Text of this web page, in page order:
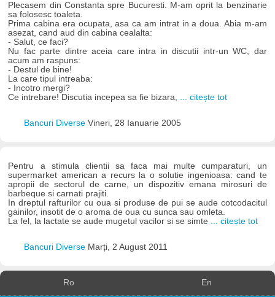
Plecasem din Constanta spre Bucuresti. M-am oprit la benzinarie
sa folosesc toaleta.
Prima cabina era ocupata, asa ca am intrat in a doua. Abia m-am
asezat, cand aud din cabina cealalta:
- Salut, ce faci?
Nu fac parte dintre aceia care intra in discutii intr-un WC, dar
acum am raspuns:
- Destul de bine!
La care tipul intreaba:
- Incotro mergi?
Ce intrebare! Discutia incepea sa fie bizara, ... citește tot
Bancuri Diverse Vineri, 28 Ianuarie 2005
Pentru a stimula clientii sa faca mai multe cumparaturi, un
supermarket american a recurs la o solutie ingenioasa: cand te
apropii de sectorul de carne, un dispozitiv emana mirosuri de
barbeque si carnati prajiti.
In dreptul rafturilor cu oua si produse de pui se aude cotcodacitul
gainilor, insotit de o aroma de oua cu sunca sau omleta.
La fel, la lactate se aude mugetul vacilor si se simte
... citește tot
Bancuri Diverse Marți, 2 August 2011
Ro En